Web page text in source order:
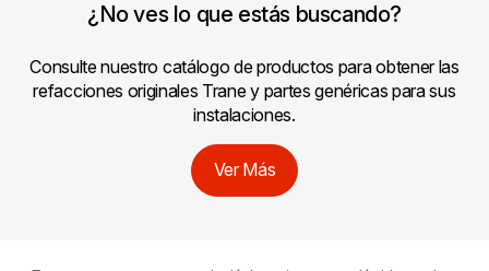
¿No ves lo que estás buscando?
Consulte nuestro catálogo de productos para obtener las
refacciones originales Trane y partes genéricas para sus
instalaciones.
Ver Más